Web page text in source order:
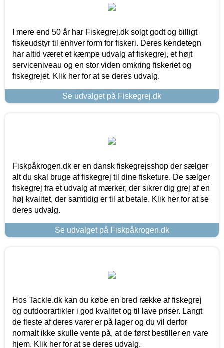
I mere end 50 år har Fiskegrej.dk solgt godt og billigt
fiskeudstyr til enhver form for fiskeri. Deres kendetegn
har altid været et kæmpe udvalg af fiskegrej, et højt
serviceniveau og en stor viden omkring fiskeriet og
fiskegrejet. Klik her for at se deres udvalg.
Se udvalget på Fiskegrej.dk
Fiskpåkrogen.dk er en dansk fiskegrejsshop der sælger
alt du skal bruge af fiskegrej til dine fisketure. De sælger
fiskegrej fra et udvalg af mærker, der sikrer dig grej af en
høj kvalitet, der samtidig er til at betale. Klik her for at se
deres udvalg.
Se udvalget på Fiskpåkrogen.dk
Hos Tackle.dk kan du købe en bred række af fiskegrej
og outdoorartikler i god kvalitet og til lave priser. Langt
de fleste af deres varer er på lager og du vil derfor
normalt ikke skulle vente på, at de først bestiller en vare
hjem. Klik her for at se deres udvalg.